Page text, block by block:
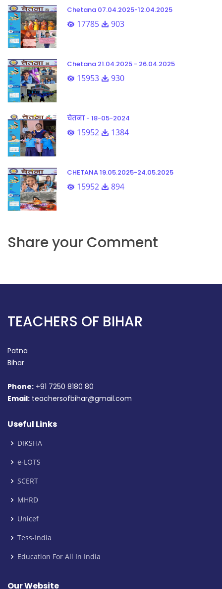
Chetana 07.04.2025-12.04.2025
17785 903
Chetana 21.04.2025 - 26.04.2025
15953 930
चेतना - 18-05-2024
15952 1384
CHETANA 19.05.2025-24.05.2025
15952 894
Share your Comment
TEACHERS OF BIHAR
Patna
Bihar
Phone: +91 7250 8180 80
Email: teachersofbihar@gmail.com
Useful Links
DIKSHA
e-LOTS
SCERT
MHRD
Unicef
Tess-India
Education For All In India
Our Website